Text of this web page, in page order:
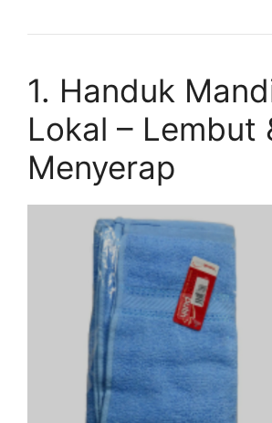
1. Handuk
Lokal – Lembut
Menyerap